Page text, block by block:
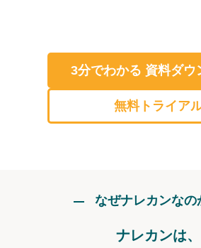
3分でわかる 資料ダウ
無料トライア
なぜナレカンなの
ナレカンは、